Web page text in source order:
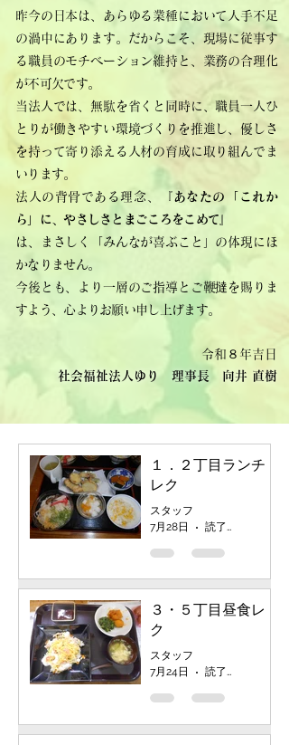
昨今の日本は、あらゆる業種において人手不足
の渦中にあります。だからこそ、現場に従事す
る職員のモチベーション維持と、業務の合理化
が不可欠です。
当法人では、無駄を省くと同時に、職員一人ひ
とりが働きやすい環境づくりを推進し、優しさ
を持って寄り添える人材の育成に取り組んでま
いります。
法人の背骨である理念、『 あなたの「これか
ら」に、やさしさとまごころをこめて』
は、まさしく「みんなが喜ぶこと」の体現にほ
かなりません。
今後とも、より一層のご指導とご鞭撻を賜りま
すよう、心よりお願い申し上げます。
令和８年吉日
社会福祉法人ゆり 理事長 向井 直樹
１．２丁目ランチ
レク
スタッフ
7月28日
読了時間: 1分
３・５丁目昼食レ
ク
スタッフ
7月24日
読了時間: 1分